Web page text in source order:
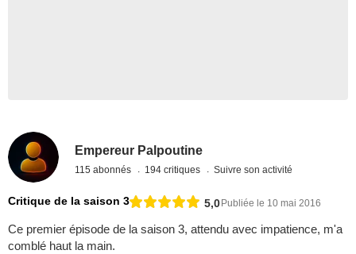
Empereur Palpoutine
115 abonnés 194 critiques Suivre son activité
Critique de la saison 3 5,0Publiée le 10 mai 2016
Ce premier épisode de la saison 3, attendu avec impatience, m'a
comblé haut la main.